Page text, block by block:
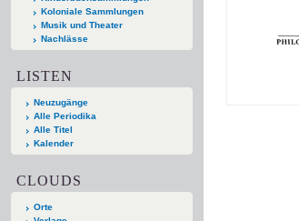
Koloniale Sammlungen
Musik und Theater
Nachlässe
LISTEN
Neuzugänge
Alle Periodika
Alle Titel
Kalender
CLOUDS
Orte